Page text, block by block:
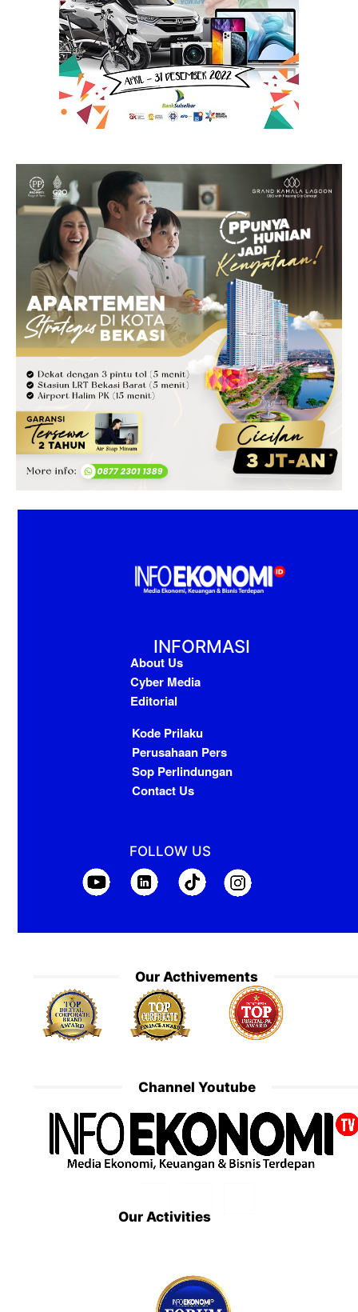
INFORMASI
About Us
Cyber Media
Editorial
Kode Prilaku
Perusahaan Pers
Sop Perlindungan
Contact Us
FOLLOW US
Our Acthivements
Channel Youtube
Our Activities